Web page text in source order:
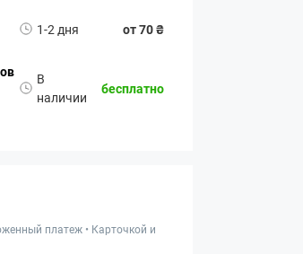
1-2 дня от 70 ₴
В
наличии
бесплатно
платеж • Карточкой и